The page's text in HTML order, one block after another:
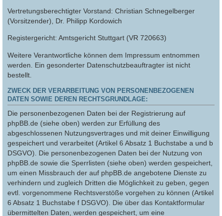
Vertretungsberechtigter Vorstand: Christian Schnegelberger
(Vorsitzender), Dr. Philipp Kordowich
Registergericht: Amtsgericht Stuttgart (VR 720663)
Weitere Verantwortliche können dem Impressum entnommen
werden. Ein gesonderter Datenschutzbeauftragter ist nicht
bestellt.
ZWECK DER VERARBEITUNG VON PERSONENBEZOGENEN
DATEN SOWIE DEREN RECHTSGRUNDLAGE:
Die personenbezogenen Daten bei der Registrierung auf
phpBB.de (siehe oben) werden zur Erfüllung des
abgeschlossenen Nutzungsvertrages und mit deiner Einwilligung
gespeichert und verarbeitet (Artikel 6 Absatz 1 Buchstabe a und b
DSGVO). Die personenbezogenen Daten bei der Nutzung von
phpBB.de sowie die Sperrlisten (siehe oben) werden gespeichert,
um einen Missbrauch der auf phpBB.de angebotene Dienste zu
verhindern und zugleich Dritten die Möglichkeit zu geben, gegen
evtl. vorgenommene Rechtsverstöße vorgehen zu können (Artikel
6 Absatz 1 Buchstabe f DSGVO). Die über das Kontaktformular
übermittelten Daten, werden gespeichert, um eine